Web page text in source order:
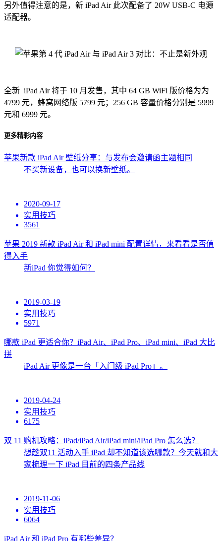
另外值得注意的是，新 iPad Air 此次配备了 20W USB-C 电源
适配器。
全新 iPad Air 将于 10 月发售，其中 64 GB WiFi 版价格为为
4799 元，蜂窝网络版 5799 元；256 GB 容量价格分别是 5999
元和 6999 元。
更多精彩内容
苹果新款 iPad Air 壁纸分享：与发布会邀请函主题相同
不买新设备，也可以换新壁纸。
2020-09-17
实用技巧
3561
苹果 2019 新款 iPad Air 和 iPad mini 配置详情，来看看是否值
得入手
新iPad 你觉得如何？
2019-03-19
实用技巧
5971
哪款 iPad 更适合你？iPad Air、iPad Pro、iPad mini、iPad 大比
拼
iPad Air 更像是一台「入门级 iPad Pro」。
2019-04-24
实用技巧
6175
双 11 购机攻略：iPad/iPad Air/iPad mini/iPad Pro 怎么选？
想趁双11 活动入手 iPad 却不知道该选哪款？今天就和大
家梳理一下 iPad 目前的四条产品线
2019-11-06
实用技巧
6064
iPad Air 和 iPad Pro 有哪些差异？